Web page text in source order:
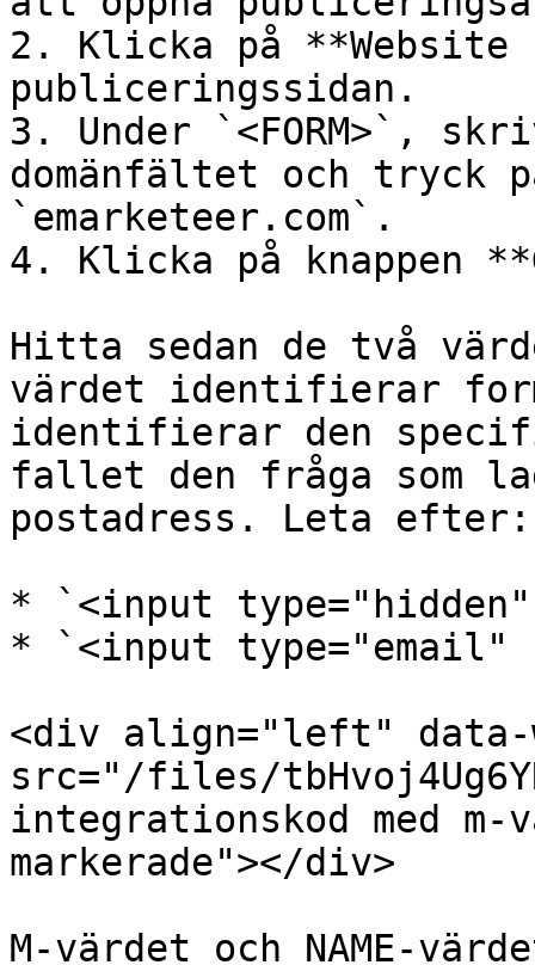
2. Klicka på
publiceringssidan.
3. Under `<FORM>`,
domänfältet och tryck
`emarketeer.com`.
4. Klicka på knappen
Hitta sedan de två
värdet identifierar
identifierar den
fallet den fråga som
postadress. Leta efter:
* `<input type="hidden"
* `<input type="email"
<div align="left" data-
src="/files/
integrationskod med m-
markerade"></div>
M-värdet och NAME-